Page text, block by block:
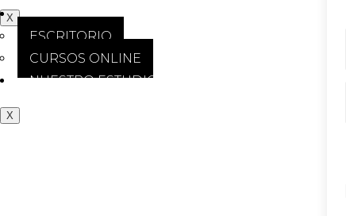
X
ACADEMIA
ESCRITORIO
CURSOS ONLINE
NUESTRO ESTUDIO
X